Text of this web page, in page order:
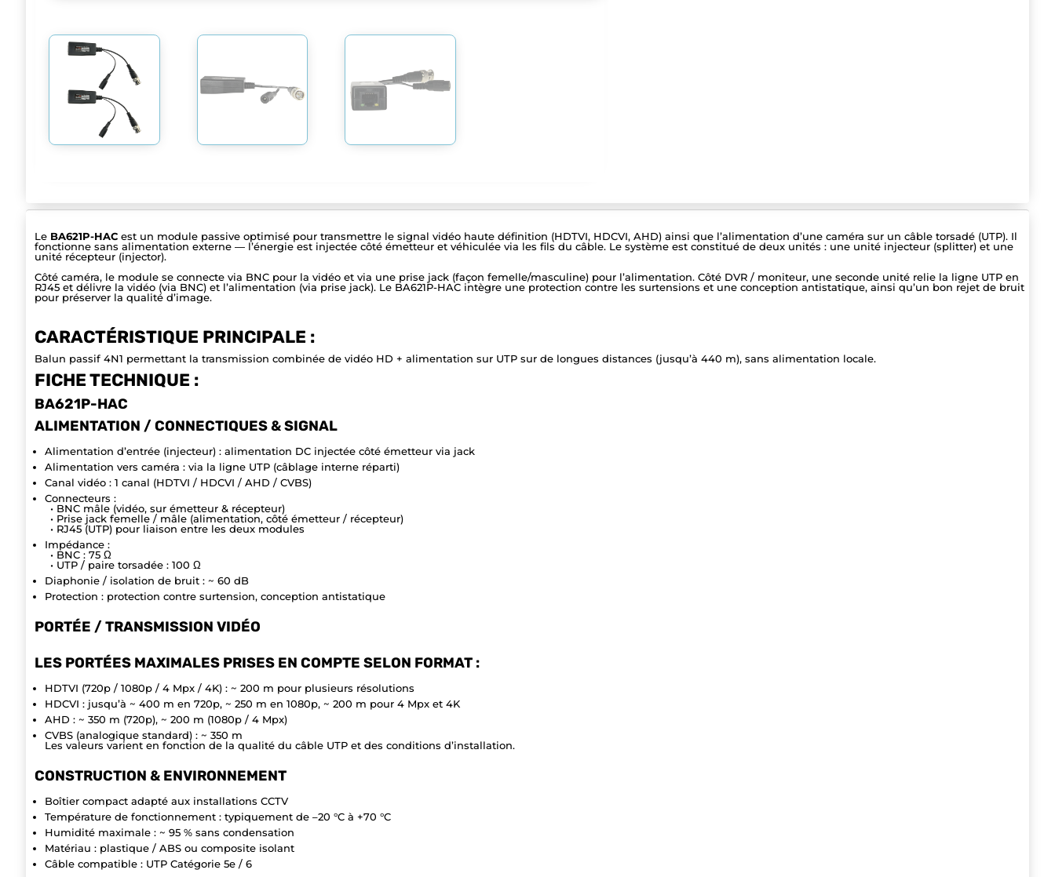
Le BA621P-HAC est un module passive optimisé pour transmettre le signal vidéo haute définition (HDTVI, HDCVI, AHD) ainsi que l’alimentation d’une caméra sur un câble torsadé (UTP). Il
fonctionne sans alimentation externe — l’énergie est injectée côté émetteur et véhiculée via les fils du câble. Le système est constitué de deux unités : une unité injecteur (splitter) et une
unité récepteur (injector).
Côté caméra, le module se connecte via BNC pour la vidéo et via une prise jack (façon femelle/masculine) pour l’alimentation. Côté DVR / moniteur, une seconde unité relie la ligne UTP en
RJ45 et délivre la vidéo (via BNC) et l’alimentation (via prise jack). Le BA621P-HAC intègre une protection contre les surtensions et une conception antistatique, ainsi qu’un bon rejet de bruit
pour préserver la qualité d’image.
CARACTÉRISTIQUE PRINCIPALE :
Balun passif 4N1 permettant la transmission combinée de vidéo HD + alimentation sur UTP sur de longues distances (jusqu’à 440 m), sans alimentation locale.
FICHE TECHNIQUE :
BA621P-HAC
ALIMENTATION / CONNECTIQUES & SIGNAL
Alimentation d’entrée (injecteur) : alimentation DC injectée côté émetteur via jack
Alimentation vers caméra : via la ligne UTP (câblage interne réparti)
Canal vidéo : 1 canal (HDTVI / HDCVI / AHD / CVBS)
Connecteurs :
• BNC mâle (vidéo, sur émetteur & récepteur)
• Prise jack femelle / mâle (alimentation, côté émetteur / récepteur)
• RJ45 (UTP) pour liaison entre les deux modules
Impédance :
• BNC : 75 Ω
• UTP / paire torsadée : 100 Ω
Diaphonie / isolation de bruit : ~ 60 dB
Protection : protection contre surtension, conception antistatique
PORTÉE / TRANSMISSION VIDÉO
LES PORTÉES MAXIMALES PRISES EN COMPTE SELON FORMAT :
HDTVI (720p / 1080p / 4 Mpx / 4K) : ~ 200 m pour plusieurs résolutions
HDCVI : jusqu’à ~ 400 m en 720p, ~ 250 m en 1080p, ~ 200 m pour 4 Mpx et 4K
AHD : ~ 350 m (720p), ~ 200 m (1080p / 4 Mpx)
CVBS (analogique standard) : ~ 350 m
Les valeurs varient en fonction de la qualité du câble UTP et des conditions d’installation.
CONSTRUCTION & ENVIRONNEMENT
Boîtier compact adapté aux installations CCTV
Température de fonctionnement : typiquement de –20 °C à +70 °C
Humidité maximale : ~ 95 % sans condensation
Matériau : plastique / ABS ou composite isolant
Câble compatible : UTP Catégorie 5e / 6